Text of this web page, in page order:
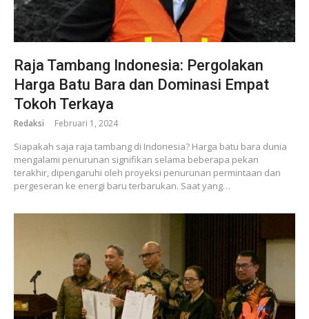
Raja Tambang Indonesia: Pergolakan
Harga Batu Bara dan Dominasi Empat
Tokoh Terkaya
Redaksi Februari 1, 2024
Siapakah saja raja tambang di Indonesia? Harga batu bara dunia
mengalami penurunan signifikan selama beberapa pekan
terakhir, dipengaruhi oleh proyeksi penurunan permintaan dan
pergeseran ke energi baru terbarukan. Saat yang…